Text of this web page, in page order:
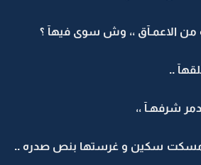
من الاعمـآق ،، وش سوى فيهآ ؟
..
شرفهـآ ،،
مسكت سكين و غرستها بنص صدره ..